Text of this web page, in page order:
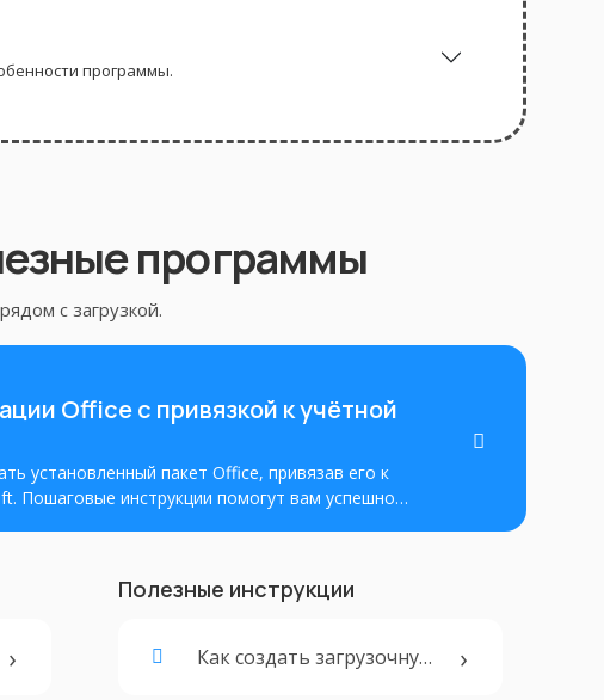
программы.
программы
с загрузкой.
Office с привязкой к учётной
установленный пакет Office, привязав его к
Пошаговые инструкции помогут вам успешно
Полезные инструкции
Как создать загрузочную флешку